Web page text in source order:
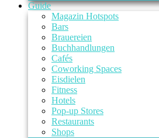
Guide
Magazin Hotspots
Bars
Brauereien
Buchhandlungen
Cafés
Coworking Spaces
Eisdielen
Fitness
Hotels
Pop-up Stores
Restaurants
Shops